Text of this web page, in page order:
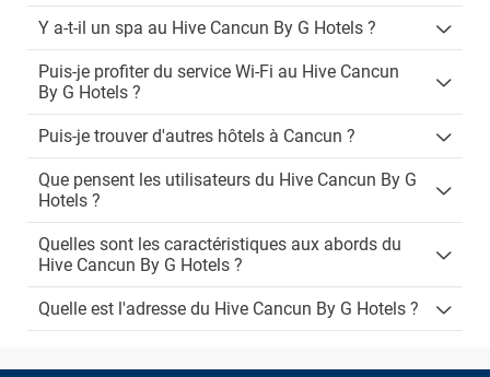
Y a-t-il un spa au Hive Cancun By G Hotels ?
Puis-je profiter du service Wi-Fi au Hive Cancun
By G Hotels ?
Puis-je trouver d'autres hôtels à Cancun ?
Que pensent les utilisateurs du Hive Cancun By G
Hotels ?
Quelles sont les caractéristiques aux abords du
Hive Cancun By G Hotels ?
Quelle est l'adresse du Hive Cancun By G Hotels ?